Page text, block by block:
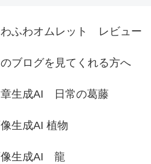
ふわオムレット レビュー
ブログを見てくれる方へ
生成AI 日常の葛藤
生成AI 植物
像生成AI 龍